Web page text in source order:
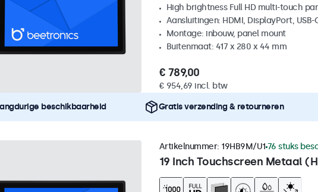
High brightness Full HD multi-touch
Aansluitingen: HDMI, DisplayPort, USB-
Montage: inbouw, panel mount
Buitenmaat: 417 x 280 x 44 mm
€ 789,00
€ 954,69 incl. btw
beschikbaarheid Gratis verzending & retourneren
19 Inch Touchscreen Metaal
Artikelnummer: 19HB9M/U1 76 stuks